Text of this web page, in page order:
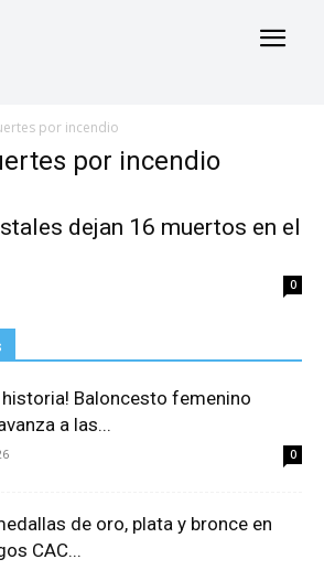
por incendio
por incendio
dejan 16 muertos en el
0
historia! Baloncesto femenino
a las...
0
de oro, plata y bronce en
CAC...